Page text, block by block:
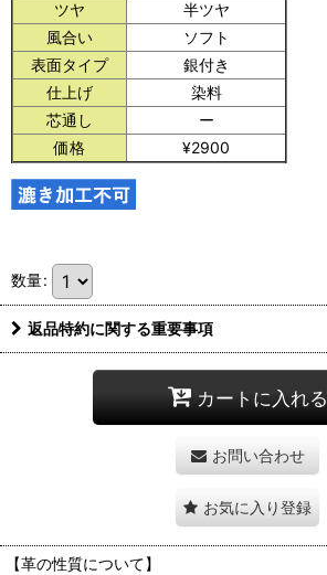
ツヤ
半ツヤ
風合い
ソフト
表面タイプ
銀付き
仕上げ
染料
芯通し
ー
価格
¥2900
数量:
返品特約に関する重要事項
カートに入れる
お問い合わせ
お気に入り登録
【革の性質について】